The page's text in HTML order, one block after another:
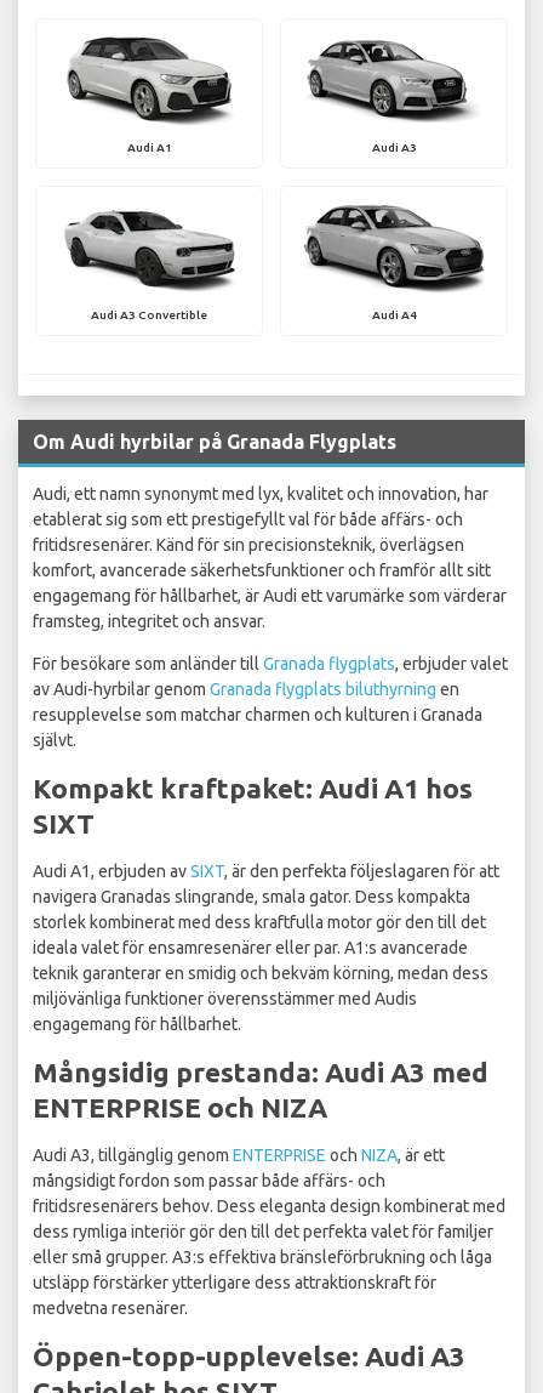
Audi A1 Audi A3
Audi A3 Convertible Audi A4
Om Audi hyrbilar på Granada Flygplats
Audi, ett namn synonymt med lyx, kvalitet och innovation, har
etablerat sig som ett prestigefyllt val för både affärs- och
fritidsresenärer. Känd för sin precisionsteknik, överlägsen
komfort, avancerade säkerhetsfunktioner och framför allt sitt
engagemang för hållbarhet, är Audi ett varumärke som värderar
framsteg, integritet och ansvar.
För besökare som anländer till Granada flygplats, erbjuder valet
av Audi-hyrbilar genom Granada flygplats biluthyrning en
resupplevelse som matchar charmen och kulturen i Granada
självt.
Kompakt kraftpaket: Audi A1 hos
SIXT
Audi A1, erbjuden avSIXT, är den perfekta följeslagaren för att
navigera Granadas slingrande, smala gator. Dess kompakta
storlek kombinerat med dess kraftfulla motor gör den till det
ideala valet för ensamresenärer eller par. A1:s avancerade
teknik garanterar en smidig och bekväm körning, medan dess
miljövänliga funktioner överensstämmer med Audis
engagemang för hållbarhet.
Mångsidig prestanda: Audi A3 med
ENTERPRISE och NIZA
Audi A3, tillgänglig genom ENTERPRISE och NIZA, är ett
mångsidigt fordon som passar både affärs- och
fritidsresenärers behov. Dess eleganta design kombinerat med
dess rymliga interiör gör den till det perfekta valet för familjer
eller små grupper. A3:s effektiva bränsleförbrukning och låga
utsläpp förstärker ytterligare dess attraktionskraft för
medvetna resenärer.
Öppen-topp-upplevelse: Audi A3